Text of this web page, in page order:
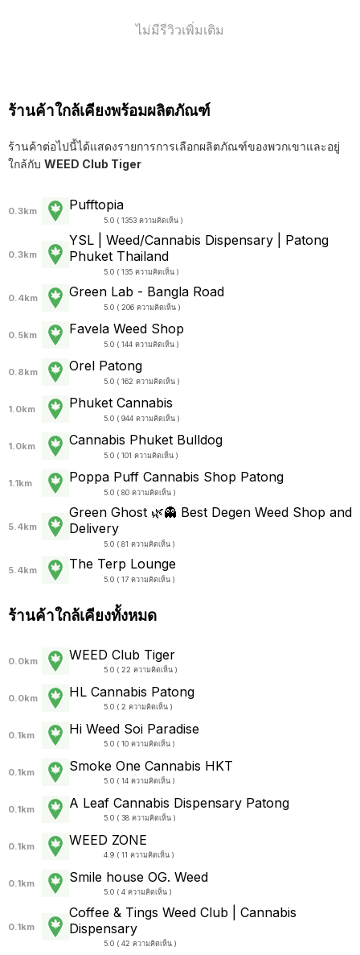
ไม่มีรีวิวเพิ่มเติม
ร้านค้าใกล้เคียงพร้อมผลิตภัณฑ์
ร้านค้าต่อไปนี้ได้แสดงรายการการเลือกผลิตภัณฑ์ของพวกเขาและอยู่
ใกล้กับ WEED Club Tiger
0.3km Pufftopia
5.0 ( 1353 ความคิดเห็น )
0.3km
YSL | Weed/Cannabis Dispensary | Patong
Phuket Thailand
5.0 ( 135 ความคิดเห็น )
0.4km Green Lab - Bangla Road
5.0 ( 206 ความคิดเห็น )
0.5km Favela Weed Shop
5.0 ( 144 ความคิดเห็น )
0.8km Orel Patong
5.0 ( 162 ความคิดเห็น )
1.0km Phuket Cannabis
5.0 ( 944 ความคิดเห็น )
1.0km Cannabis Phuket Bulldog
5.0 ( 101 ความคิดเห็น )
1.1km Poppa Puff Cannabis Shop Patong
5.0 ( 80 ความคิดเห็น )
5.4km
Green Ghost 🌿👻 Best Degen Weed Shop and
Delivery
5.0 ( 81 ความคิดเห็น )
5.4km The Terp Lounge
5.0 ( 17 ความคิดเห็น )
ร้านค้าใกล้เคียงทั้งหมด
0.0km WEED Club Tiger
5.0 ( 22 ความคิดเห็น )
0.0km HL Cannabis Patong
5.0 ( 2 ความคิดเห็น )
0.1km Hi Weed Soi Paradise
5.0 ( 10 ความคิดเห็น )
0.1km Smoke One Cannabis HKT
5.0 ( 14 ความคิดเห็น )
0.1km A Leaf Cannabis Dispensary Patong
5.0 ( 38 ความคิดเห็น )
0.1km WEED ZONE
4.9 ( 11 ความคิดเห็น )
0.1km Smile house OG. Weed
5.0 ( 4 ความคิดเห็น )
0.1km
Coffee & Tings Weed Club | Cannabis
Dispensary
5.0 ( 42 ความคิดเห็น )